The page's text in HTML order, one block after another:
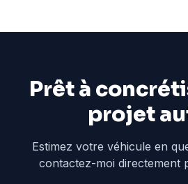
Prêt à
projet
Estimez votre véhicule en
contactez-moi directement